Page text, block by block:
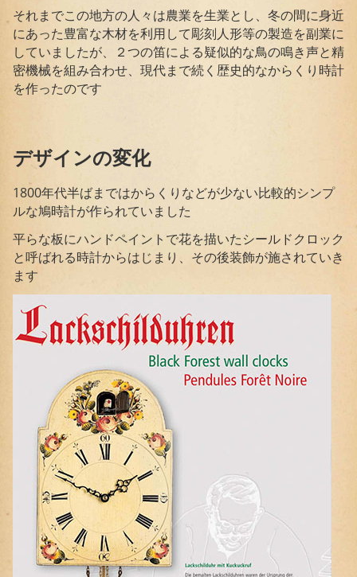
それまでこの地方の人々は農業を生業とし、冬の間に身近
にあった豊富な木材を利用して彫刻人形等の製造を副業に
していましたが、２つの笛による疑似的な鳥の鳴き声と精
密機械を組み合わせ、現代まで続く歴史的なからくり時計
を作ったのです
デザインの変化
1800年代半ばまではからくりなどが少ない比較的シンプ
ルな鳩時計が作られていました
平らな板にハンドペイントで花を描いたシールドクロック
と呼ばれる時計からはじまり、その後装飾が施されていき
ます